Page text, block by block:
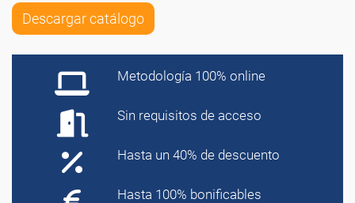
Descargar catálogo
Metodología 100% online
Sin requisitos de acceso
Hasta un 40% de descuento
Hasta 100% bonificables